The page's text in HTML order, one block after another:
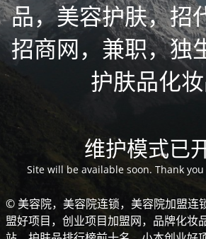
品，美容护肤，招
招商网，兼职，独
护肤品化
维护模式已
Site will be available soon. Thank
© 美容院，美容院连锁，美容院加盟连
盟好项目，创业项目加盟网，品牌化妆